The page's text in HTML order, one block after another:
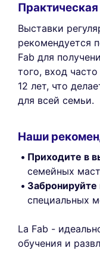
Выставки
рекомендуется
Fab для
того, вход
12 лет, что
для всей семьи.
Наши
Приходите в
семейных
Забронируйте
специальных
La Fab -
обучения и